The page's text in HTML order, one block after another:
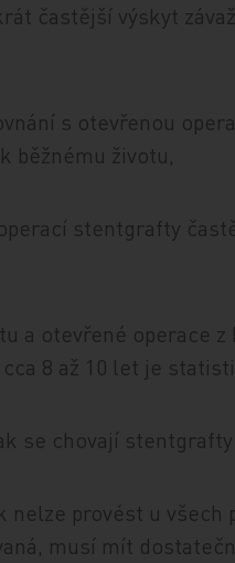
častější výskyt
s otevřenou
běžnému životu,
stentgrafty
a otevřené operace
8 až 10 let je
se chovají stentgrafty
nelze provést u všech
musí mít